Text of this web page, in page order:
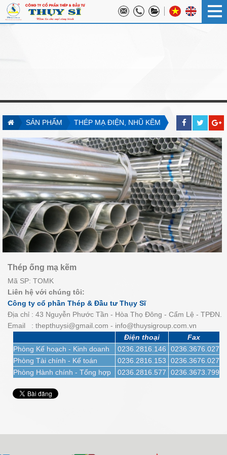
SẢN PHẨM THÉP MẠ ĐIỆN, NHŨ KẼM
Thép ống mạ kẽm
Mã SP: TOMK
Liên hệ với chúng tôi:
Công ty cổ phần Thép & Đầu tư Thụy Sĩ
Địa chỉ : 43 Nguyễn Phước Tần - Hòa Thọ Đông - Cẩm Lệ - TPĐN.
Email : thepthuysi@gmail.com - info@thuysigroup.com.vn
Điện thoại
Fax
Phòng Kế hoạch - Kinh doanh
0236.2816.146
0236.3676.027
Phòng Tài chính - Kế toán
0236.2816.153
0236.3676.027
Phòng Hành chính - Tổng hợp
0236.2816.577 0236.3673.799